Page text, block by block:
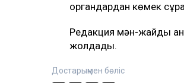
органдардан көмек
Редакция мән-жайды
жолдады.
Достарыңмен бөліс